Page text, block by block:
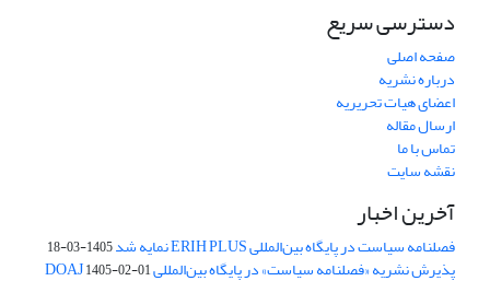
دسترسی سریع
صفحه اصلی
درباره نشریه
اعضای هیات تحریریه
ارسال مقاله
تماس با ما
نقشه سایت
آخرین اخبار
فصلنامه سیاست در پایگاه بین‌المللی ERIH PLUS نمایه شد 1405-03-18
پذیرش نشریه «فصلنامه سیاست» در پایگاه بین‌المللی DOAJ1405-02-01